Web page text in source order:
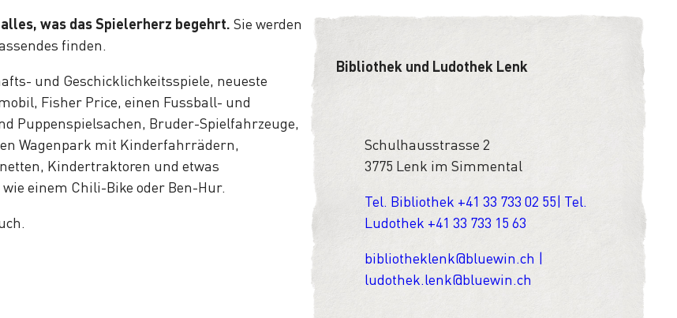
was das Spielerherz begehrt. Sie werden
finden.
und Geschicklichkeitsspiele, neueste
Fisher Price, einen Fussball- und
Puppenspielsachen, Bruder-Spielfahrzeuge,
Wagenpark mit Kinderfahrrädern,
Kindertraktoren und etwas
einem Chili-Bike oder Ben-Hur.
Bibliothek und Ludothek Lenk
Schulhausstrasse 2
3775 Lenk im Simmental
Tel. Bibliothek +41 33 733 02 55| Tel.
Ludothek +41 33 733 15 63
bibliotheklenk@bluewin.ch |
ludothek.lenk@bluewin.ch